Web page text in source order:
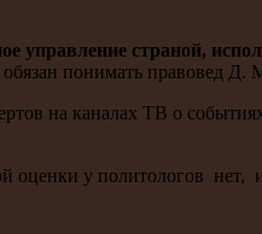
управление страной,
правовед Д.
на каналах ТВ о
оценки у политологов